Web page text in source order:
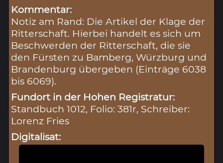
Kommentar:
Notiz am Rand: Die Artikel der Klage der
Ritterschaft. Hierbei handelt es sich um
Beschwerden der Ritterschaft, die sie
den Fürsten zu Bamberg, Würzburg und
Brandenburg übergeben (Einträge 6038
bis 6069).
Fundort in der Hohen Registratur:
Standbuch 1012, Folio: 381r, Schreiber:
Lorenz Fries
Digitalisat: